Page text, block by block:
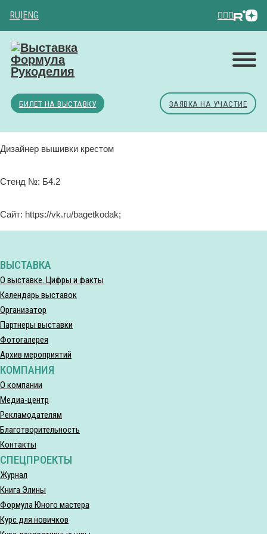
RU ENG
БИЛЕТ НА ВЫСТАВКУ ЗАЯВКА НА УЧАСТИЕ
Дизайнер вышивки крестом
Стенд №: Б4.2
Сайт: https://vk.ru/bagetkodak;
ВЫСТАВКА
О выставке. Цифры и факты
Календарь выставок
Организатор
Партнеры выставки
Фотогалерея
Архив мероприятий
КОМПАНИЯ
О компании
Медиа-центр
Рекламодателям
Благотворительность
Контакты
СПЕЦПРОЕКТЫ
Журнал
Книга Элины
Формула Юного мастера
Курс для новичков